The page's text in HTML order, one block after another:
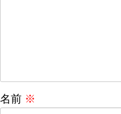
名前 ※